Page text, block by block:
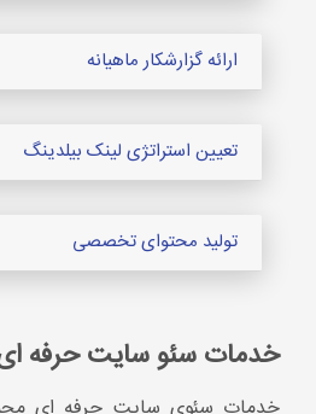
خدمات سئو سایت حرفه ای
برای بهبود جایگاه وب‌سایت در
(مانند گوگل) انجام می‌شود. هدف،
به مشتری است. و شامل موارد زیر
شناسایی کلماتی که کاربران